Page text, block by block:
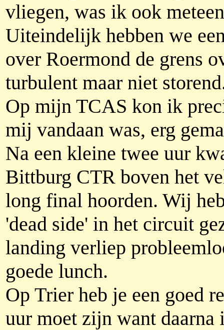
vliegen, was ik ook
Uiteindelijk hebben we
over Roermond de grens
turbulent maar niet
Op mijn TCAS kon ik
mij vandaan was, erg
Na een kleine twee uur
Bittburg CTR boven het
long final hoorden. Wij
'dead side' in het circuit
landing verliep
goede lunch.
Op Trier heb je een goed
uur moet zijn want daarna